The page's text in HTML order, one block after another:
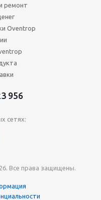
ремонт
Oventrop
956
сетях:
Все права защищены.